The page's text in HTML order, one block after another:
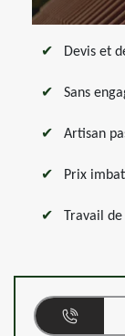
Devis et
Sans
Artisan
Prix
Travail